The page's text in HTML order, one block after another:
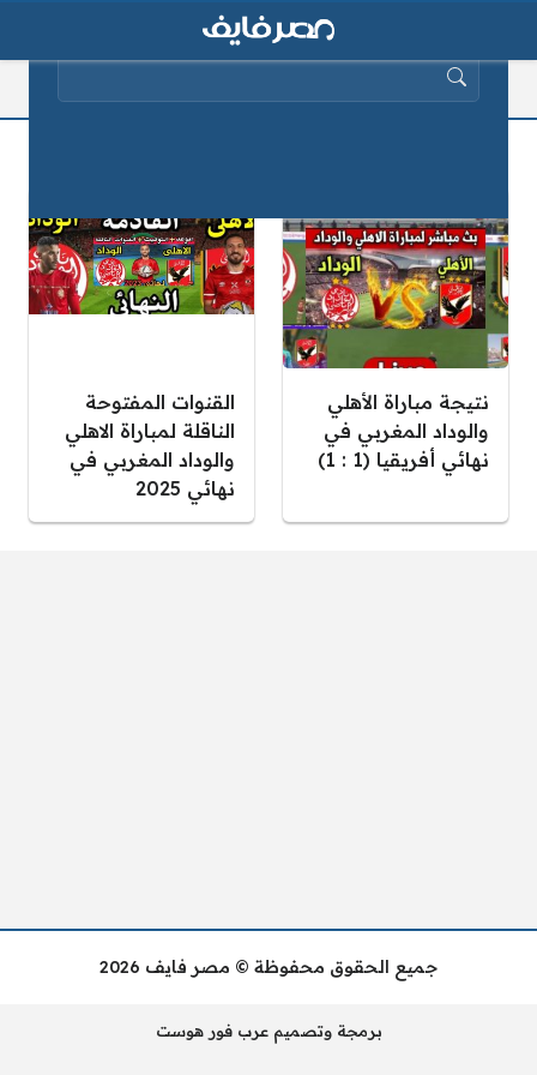
نتيجة مباراة الأهلي
والوداد المغربي في
نهائي أفريقيا (1 : 1)
القنوات المفتوحة
الناقلة لمباراة الاهلي
والوداد المغربي في
نهائي 2025
جميع الحقوق محفوظة © مصر فايف 2026
برمجة وتصميم عرب فور هوست
البحث عن: